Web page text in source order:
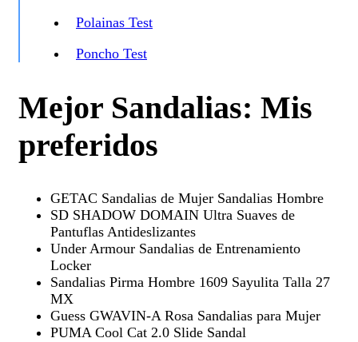
Polainas Test
Poncho Test
Mejor Sandalias: Mis
preferidos
GETAC Sandalias de Mujer Sandalias Hombre
SD SHADOW DOMAIN Ultra Suaves de
Pantuflas Antideslizantes
Under Armour Sandalias de Entrenamiento
Locker
Sandalias Pirma Hombre 1609 Sayulita Talla 27
MX
Guess GWAVIN-A Rosa Sandalias para Mujer
PUMA Cool Cat 2.0 Slide Sandal